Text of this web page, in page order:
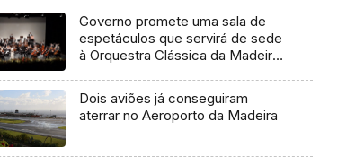
Governo promete uma sala de
espetáculos que servirá de sede
à Orquestra Clássica da Madeira
Dois aviões já conseguiram
aterrar no Aeroporto da Madeira